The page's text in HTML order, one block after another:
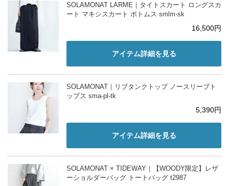
SOLAMONAT LARME｜タイトスカート ロングスカ
ート マキシスカート ボトムス smlm-sk
16,500円
アイテム詳細を見る
SOLAMONAT｜リブタンクトップ ノースリーブト
ップス sma-pl-tk
5,390円
アイテム詳細を見る
SOLAMONAT × TIDEWAY｜【WOODY限定】レザ
ーショルダーバッグ トートバッグ t2987